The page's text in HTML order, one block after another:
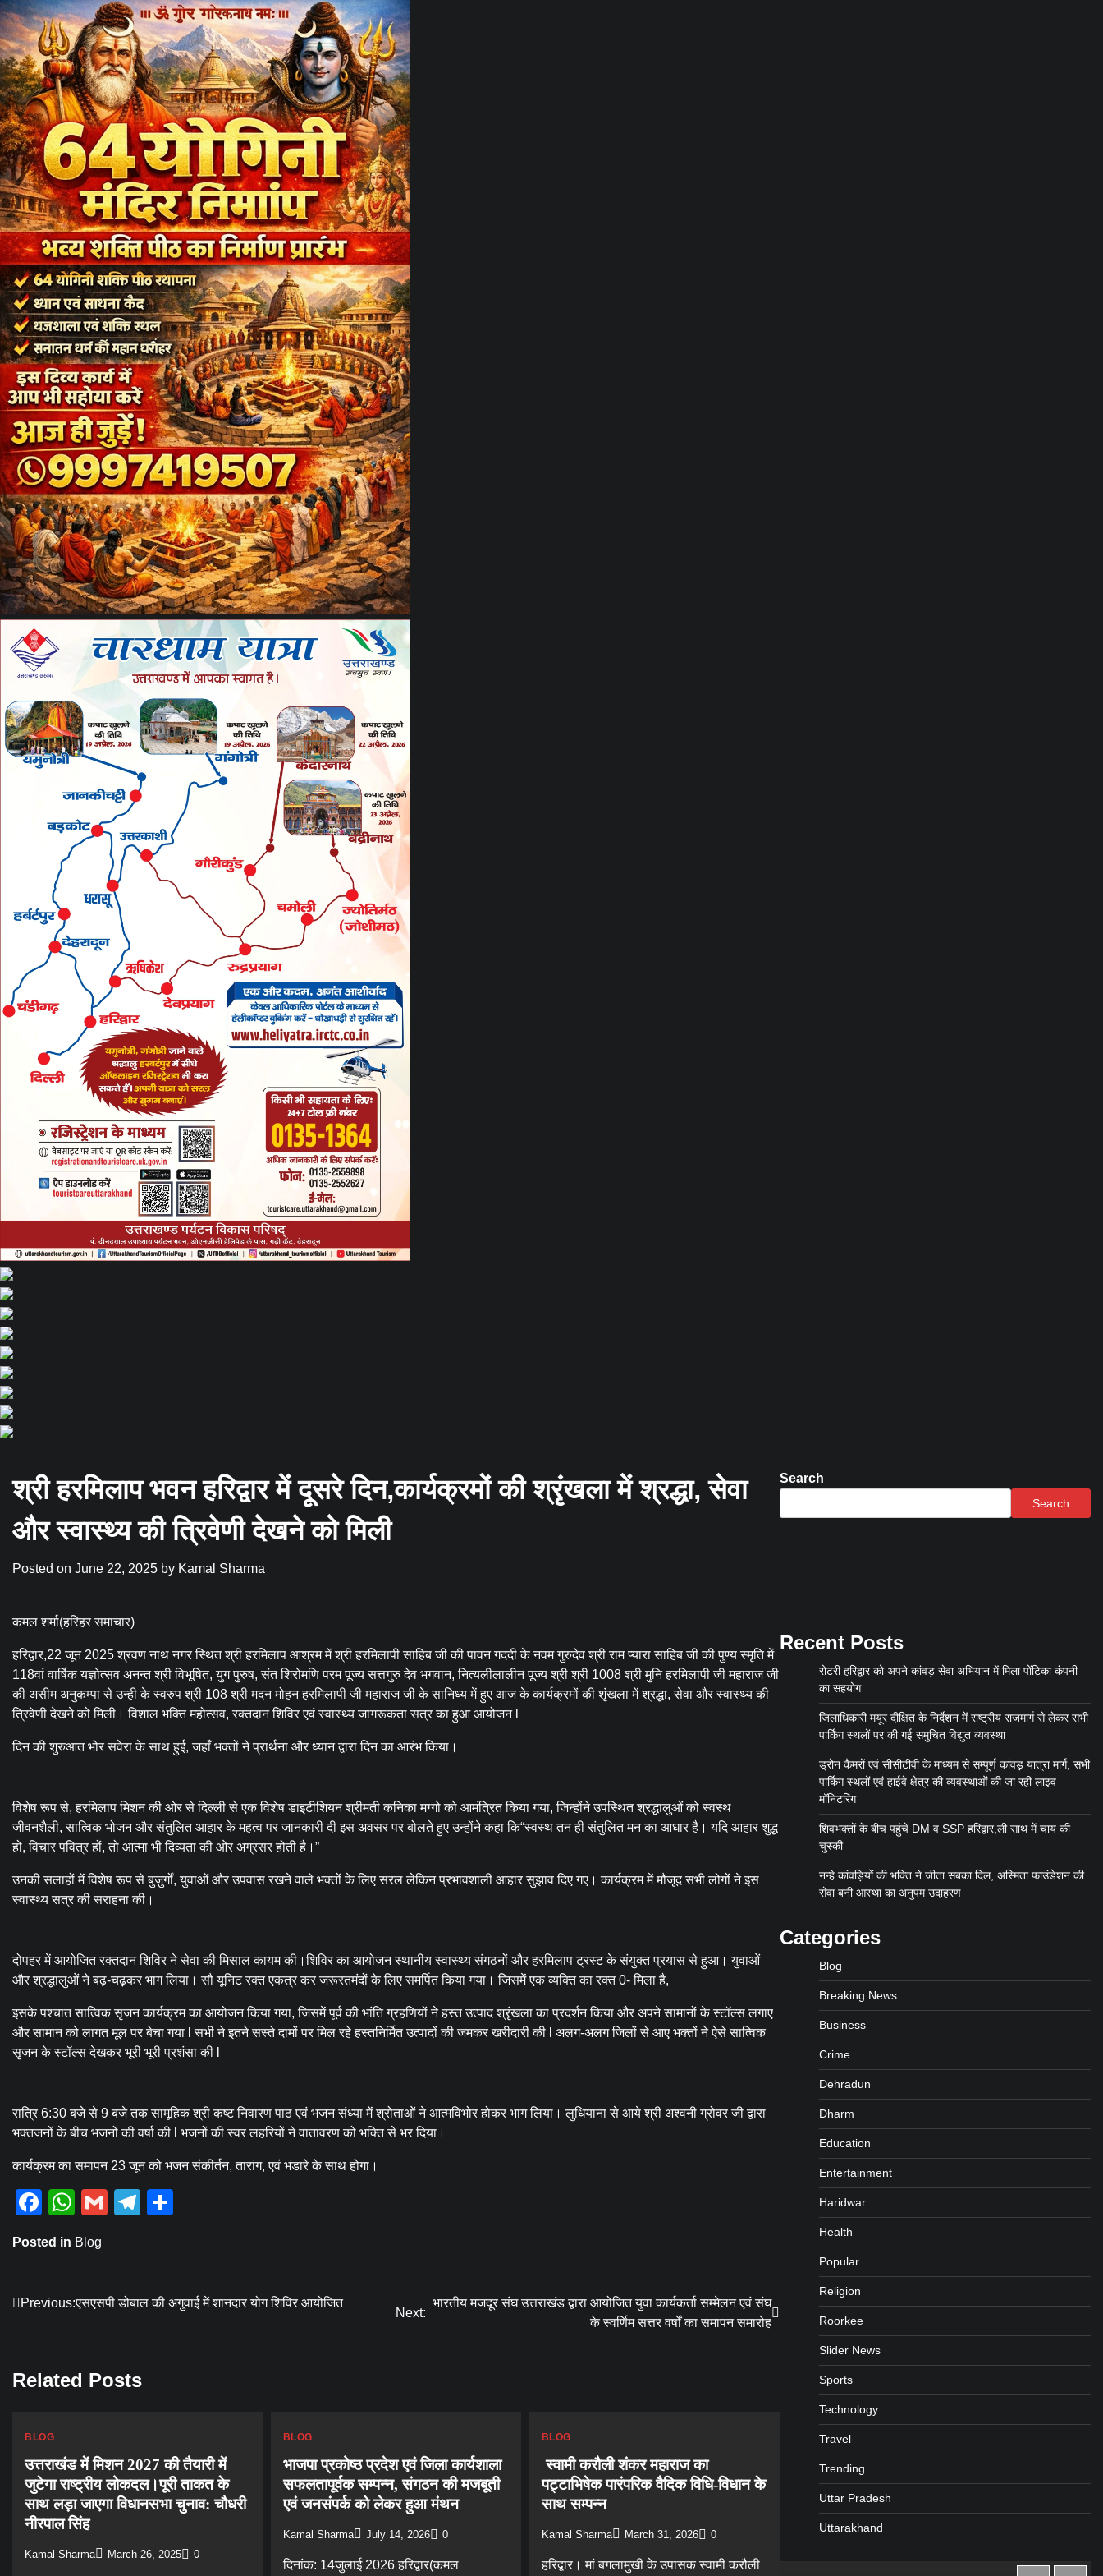
श्री हरमिलाप भवन हरिद्वार में दूसरे दिन,कार्यक्रमों की श्रृंखला में श्रद्धा, सेवा
और स्वास्थ्य की त्रिवेणी देखने को मिली
Posted on June 22, 2025 by Kamal Sharma
कमल शर्मा(हरिहर समाचार)
हरिद्वार,22 जून 2025 श्रवण नाथ नगर स्थित श्री हरमिलाप आश्रम में श्री हरमिलापी साहिब जी की पावन गददी के नवम गुरुदेव श्री राम प्यारा साहिब जी की पुण्य स्मृति में
118वां वार्षिक यज्ञोत्सव अनन्त श्री विभूषित, युग पुरुष, संत शिरोमणि परम पूज्य सत्तगुरु देव भगवान, नित्यलीलालीन पूज्य श्री श्री 1008 श्री मुनि हरमिलापी जी महाराज जी
की असीम अनुकम्पा से उन्ही के स्वरुप श्री 108 श्री मदन मोहन हरमिलापी जी महाराज जी के सानिध्य में हुए आज के कार्यक्रमों की शृंखला में श्रद्धा, सेवा और स्वास्थ्य की
त्रिवेणी देखने को मिली। विशाल भक्ति महोत्सव, रक्तदान शिविर एवं स्वास्थ्य जागरूकता सत्र का हुआ आयोजन l
दिन की शुरुआत भोर सवेरा के साथ हुई, जहाँ भक्तों ने प्रार्थना और ध्यान द्वारा दिन का आरंभ किया।
विशेष रूप से, हरमिलाप मिशन की ओर से दिल्ली से एक विशेष डाइटीशियन श्रीमती कनिका मग्गो को आमंत्रित किया गया, जिन्होंने उपस्थित श्रद्धालुओं को स्वस्थ
जीवनशैली, सात्विक भोजन और संतुलित आहार के महत्व पर जानकारी दी इस अवसर पर बोलते हुए उन्होंने कहा कि“स्वस्थ तन ही संतुलित मन का आधार है। यदि आहार शुद्ध
हो, विचार पवित्र हों, तो आत्मा भी दिव्यता की ओर अग्रसर होती है।”
उनकी सलाहों में विशेष रूप से बुज़ुर्गों, युवाओं और उपवास रखने वाले भक्तों के लिए सरल लेकिन प्रभावशाली आहार सुझाव दिए गए। कार्यक्रम में मौजूद सभी लोगों ने इस
स्वास्थ्य सत्र की सराहना की।
दोपहर में आयोजित रक्तदान शिविर ने सेवा की मिसाल कायम की।शिविर का आयोजन स्थानीय स्वास्थ्य संगठनों और हरमिलाप ट्रस्ट के संयुक्त प्रयास से हुआ। युवाओं
और श्रद्धालुओं ने बढ़-चढ़कर भाग लिया। सौ यूनिट रक्त एकत्र कर जरूरतमंदों के लिए समर्पित किया गया। जिसमें एक व्यक्ति का रक्त 0- मिला है,
इसके पश्चात सात्विक सृजन कार्यक्रम का आयोजन किया गया, जिसमें पूर्व की भांति ग्रहणियों ने हस्त उत्पाद श्रृंखला का प्रदर्शन किया और अपने सामानों के स्टॉल्स लगाए
और सामान को लागत मूल पर बेचा गया l सभी ने इतने सस्ते दामों पर मिल रहे हस्तनिर्मित उत्पादों की जमकर खरीदारी की l अलग-अलग जिलों से आए भक्तों ने ऐसे सात्विक
सृजन के स्टॉल्स देखकर भूरी भूरी प्रशंसा की l
रात्रि 6:30 बजे से 9 बजे तक सामूहिक श्री कष्ट निवारण पाठ एवं भजन संध्या में श्रोताओं ने आत्मविभोर होकर भाग लिया। लुधियाना से आये श्री अश्वनी ग्रोवर जी द्वारा
भक्तजनों के बीच भजनों की वर्षा की l भजनों की स्वर लहरियों ने वातावरण को भक्ति से भर दिया।
कार्यक्रम का समापन 23 जून को भजन संकीर्तन, तारांग, एवं भंडारे के साथ होगा।
Facebook
WhatsApp
GmailTelegram
Posted in Blog
Post
Previous:एसएसपी डोबाल की अगुवाई में शानदार योग शिविर आयोजित
Next:
भारतीय मजदूर संघ उत्तराखंड द्वारा आयोजित युवा कार्यकर्ता सम्मेलन एवं संघ
के स्वर्णिम सत्तर वर्षों का समापन समारोह
Related Posts
BLOG
उत्तराखंड में मिशन 2027 की तैयारी में
जुटेगा राष्ट्रीय लोकदल।पूरी ताकत के
साथ लड़ा जाएगा विधानसभा चुनाव: चौधरी
नीरपाल सिंह
Kamal Sharma March 26, 2025 0
BLOG
भाजपा प्रकोष्ठ प्रदेश एवं जिला कार्यशाला
सफलतापूर्वक सम्पन्न, संगठन की मजबूती
एवं जनसंपर्क को लेकर हुआ मंथन
Kamal Sharma July 14, 2026 0
दिनांक: 14जुलाई 2026 हरिद्वार(कमल
BLOG
स्वामी करौली शंकर महाराज का
पट्टाभिषेक पारंपरिक वैदिक विधि-विधान के
साथ सम्पन्न
Kamal Sharma March 31, 2026 0
हरिद्वार। मां बगलामुखी के उपासक स्वामी करौली
Search
Search
Recent Posts
रोटरी हरिद्वार को अपने कांवड़ सेवा अभियान में मिला पोंटिका कंपनी
का सहयोग
जिलाधिकारी मयूर दीक्षित के निर्देशन में राष्ट्रीय राजमार्ग से लेकर सभी
पार्किंग स्थलों पर की गई समुचित विद्युत व्यवस्था
ड्रोन कैमरों एवं सीसीटीवी के माध्यम से सम्पूर्ण कांवड़ यात्रा मार्ग, सभी
पार्किंग स्थलों एवं हाईवे क्षेत्र की व्यवस्थाओं की जा रही लाइव
मॉनिटरिंग
शिवभक्तों के बीच पहुंचे DM व SSP हरिद्वार,ली साथ में चाय की
चुस्की
नन्हे कांवड़ियों की भक्ति ने जीता सबका दिल, अस्मिता फाउंडेशन की
सेवा बनी आस्था का अनुपम उदाहरण
Categories
Blog
Breaking News
Business
Crime
Dehradun
Dharm
Education
Entertainment
Haridwar
Health
Popular
Religion
Roorkee
Slider News
Sports
Technology
Travel
Trending
Uttar Pradesh
Uttarakhand